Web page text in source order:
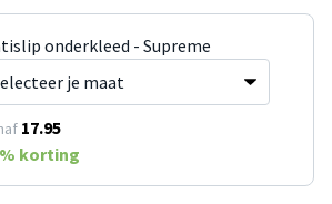
onderkleed - Supreme
17.95
% korting